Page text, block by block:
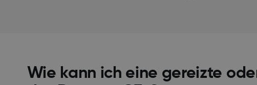
Wie kann ich eine gereizte